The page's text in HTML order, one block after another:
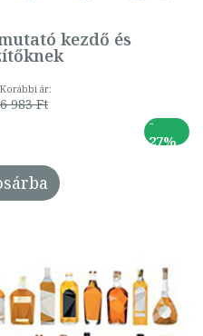
kezdő és
Korábbi ár:
6 983 Ft
-
27%